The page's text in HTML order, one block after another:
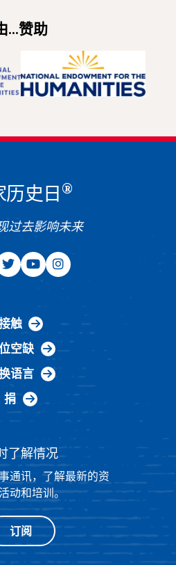
...赞助
历史日 ®
过去影响未来
触
空缺
语言
捐
了解情况
通讯，了解最新的资
动和培训。
订阅